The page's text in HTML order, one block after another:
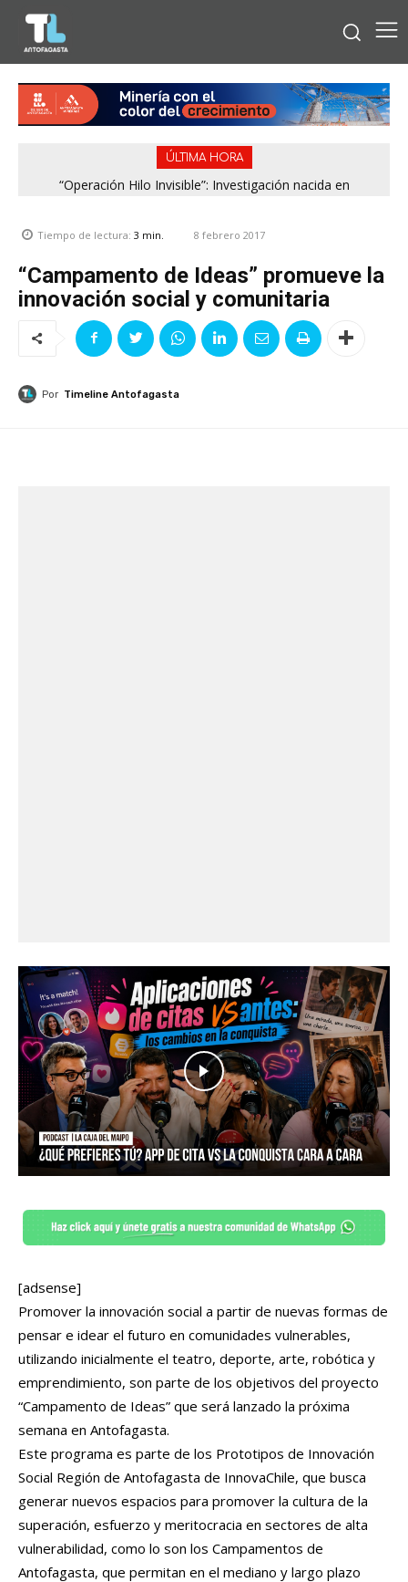
ÚLTIMA HORA
“Operación Hilo Invisible”: Investigación nacida en
Tiempo de lectura: 3 min. 8 febrero 2017
“Campamento de Ideas” promueve la
innovación social y comunitaria
Por Timeline Antofagasta
[adsense]
Promover la innovación social a partir de nuevas formas de
pensar e idear el futuro en comunidades vulnerables,
utilizando inicialmente el teatro, deporte, arte, robótica y
emprendimiento, son parte de los objetivos del proyecto
“Campamento de Ideas” que será lanzado la próxima
semana en Antofagasta.
Este programa es parte de los Prototipos de Innovación
Social Región de Antofagasta de InnovaChile, que busca
generar nuevos espacios para promover la cultura de la
superación, esfuerzo y meritocracia en sectores de alta
vulnerabilidad, como lo son los Campamentos de
Antofagasta, que permitan en el mediano y largo plazo